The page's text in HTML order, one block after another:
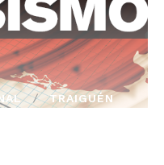
TRAIGUÉN